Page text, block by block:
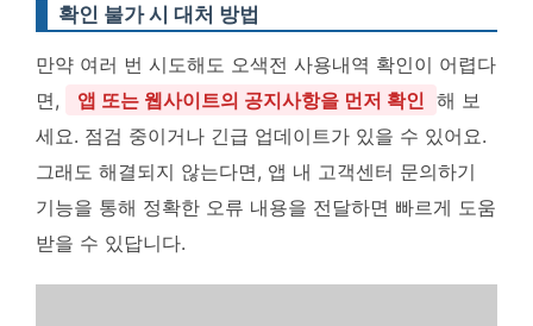
확인 불가 시 대처 방법
만약 여러 번 시도해도 오색전 사용내역 확인이 어렵다
면,
앱 또는 웹사이트의 공지사항을 먼저 확인 해 보
세요. 점검 중이거나 긴급 업데이트가 있을 수 있어요.
그래도 해결되지 않는다면, 앱 내 고객센터 문의하기
기능을 통해 정확한 오류 내용을 전달하면 빠르게 도움
받을 수 있답니다.